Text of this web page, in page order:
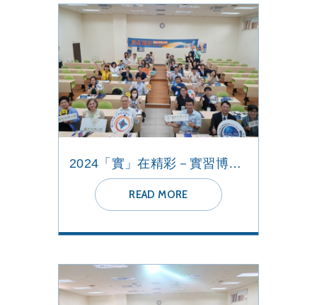
2024「實」在精彩－實習博覽會
READ MORE